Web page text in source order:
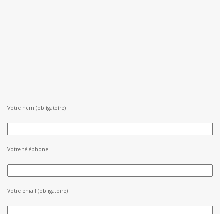
Votre nom (obligatoire)
Votre téléphone
Votre email (obligatoire)